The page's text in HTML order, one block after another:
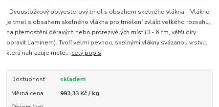
Dvousložkový polyesterový tmel s obsahem skelného vlákna. Vlákno
je tmel s obsahem skelného vlákna pro tmelení zvlášť velkého rozsahu,
na přemostění děravých nebo prorezivělých míst (3 - 6 cm, větší díry
opravit Laminem). Tvoří velmi pevnou, skelnými vlákny svázanou vrstvu,
která nahrazuje mate... celý popis
Dostupnost
skladem
Měrná cena
993,33 Kč / kg